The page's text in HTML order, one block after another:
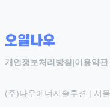
개인정보처리방침 |이용약관
(주)나우에너지솔루션 | 서